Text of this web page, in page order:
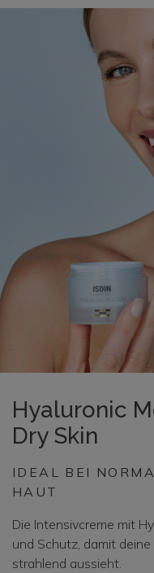
Hyaluronic
Dry Skin
IDEAL BEI
HAUT
Die Intensivcreme mit
und Schutz, damit
strahlend aussieht.